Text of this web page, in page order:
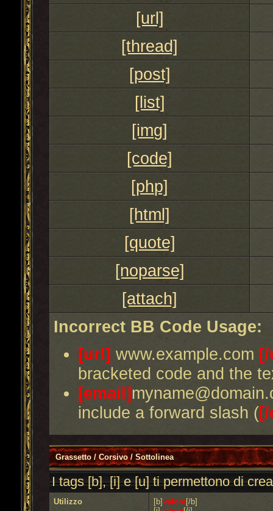
[url]
[thread]
[post]
[list]
[img]
[code]
[php]
[html]
[quote]
[noparse]
[attach]
Incorrect BB Code Usage:
[url] www.example.com
bracketed code and the
[email]
include a forward slash (
Grassetto / Corsivo / Sottolinea
I tags [b], [i] e [u] ti permettono di
Utilizzo [b]valore[/b]